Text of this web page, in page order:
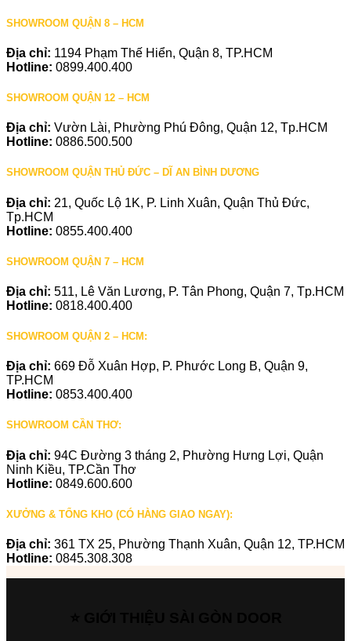
SHOWROOM QUẬN 8 – HCM
Địa chỉ: 1194 Phạm Thế Hiển, Quận 8, TP.HCM
Hotline: 0899.400.400
SHOWROOM QUẬN 12 – HCM
Địa chỉ: Vườn Lài, Phường Phú Đông, Quận 12, Tp.HCM
Hotline: 0886.500.500
SHOWROOM QUẬN THỦ ĐỨC – DĨ AN BÌNH DƯƠNG
Địa chỉ: 21, Quốc Lộ 1K, P. Linh Xuân, Quận Thủ Đức,
Tp.HCM
Hotline: 0855.400.400
SHOWROOM QUẬN 7 – HCM
Địa chỉ: 511, Lê Văn Lương, P. Tân Phong, Quận 7, Tp.HCM
Hotline: 0818.400.400
SHOWROOM QUẬN 2 – HCM:
Địa chỉ: 669 Đỗ Xuân Hợp, P. Phước Long B, Quận 9,
TP.HCM
Hotline: 0853.400.400
SHOWROOM CẦN THƠ:
Địa chỉ: 94C Đường 3 tháng 2, Phường Hưng Lợi, Quận
Ninh Kiều, TP.Cần Thơ
Hotline: 0849.600.600
XƯỞNG & TỔNG KHO (CÓ HÀNG GIAO NGAY):
Địa chỉ: 361 TX 25, Phường Thạnh Xuân, Quận 12, TP.HCM
Hotline: 0845.308.308